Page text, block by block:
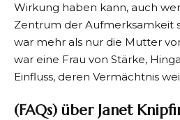
Wirkung haben kann, auch
Zentrum der Aufmerksamkeit
war mehr als nur die Mutter
war eine Frau von Stärke,
Einfluss, deren Vermächtnis
(FAQs) über Janet